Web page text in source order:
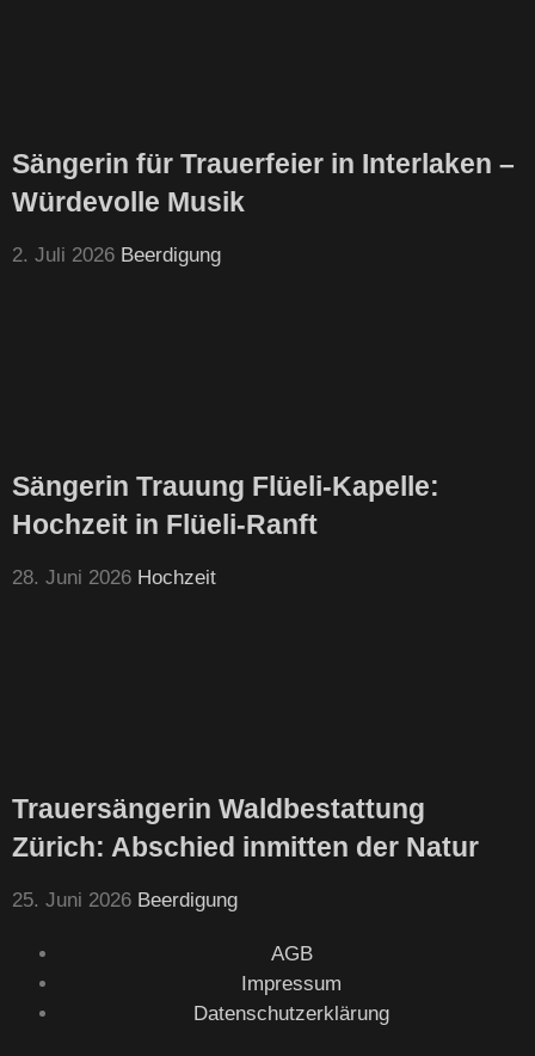
Sängerin für Trauerfeier in Interlaken –
Würdevolle Musik
2. Juli 2026 Beerdigung
Sängerin Trauung Flüeli-Kapelle:
Hochzeit in Flüeli-Ranft
28. Juni 2026 Hochzeit
Trauersängerin Waldbestattung
Zürich: Abschied inmitten der Natur
25. Juni 2026 Beerdigung
AGB
Impressum
Datenschutzerklärung